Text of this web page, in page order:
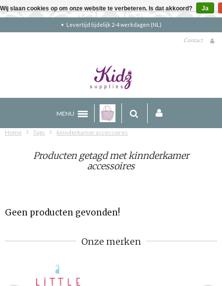
Levertijd tijdelijk 2-4 werkdagen (NL)
Contact
MENU
Home Tags kinnderkamer accessoires
Producten getagd met kinnderkamer
accessoires
Geen producten gevonden!
Onze merken
Wij slaan cookies op om onze website te verbeteren. Is dat akkoord? Ja